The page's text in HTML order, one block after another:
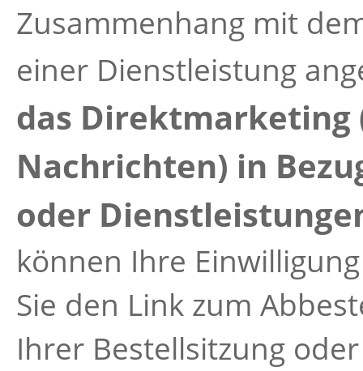
Zusammenhang mit
einer Dienstleistung
das Direktmarketing
Nachrichten) in
oder
können Ihre
Sie den Link zum
Ihrer Bestellsitzung